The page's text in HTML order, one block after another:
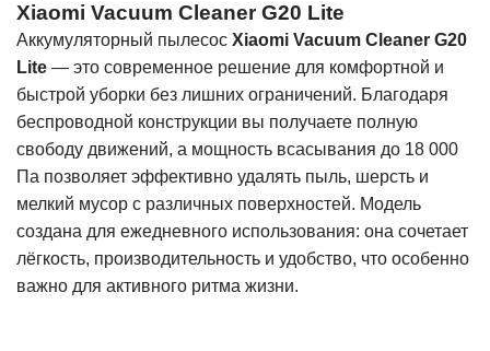
Xiaomi Vacuum Cleaner G20 Lite
Аккумуляторный пылесос Xiaomi Vacuum Cleaner G20
Lite — это современное решение для комфортной и
быстрой уборки без лишних ограничений. Благодаря
беспроводной конструкции вы получаете полную
свободу движений, а мощность всасывания до 18 000
Па позволяет эффективно удалять пыль, шерсть и
мелкий мусор с различных поверхностей. Модель
создана для ежедневного использования: она сочетает
лёгкость, производительность и удобство, что особенно
важно для активного ритма жизни.